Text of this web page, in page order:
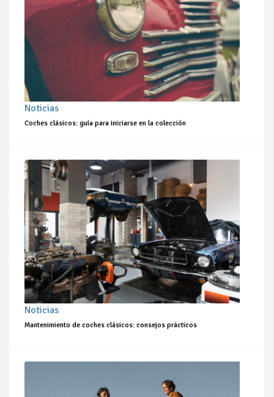
Noticias
Coches clásicos: guía para iniciarse en la colección
Noticias
Mantenimiento de coches clásicos: consejos prácticos